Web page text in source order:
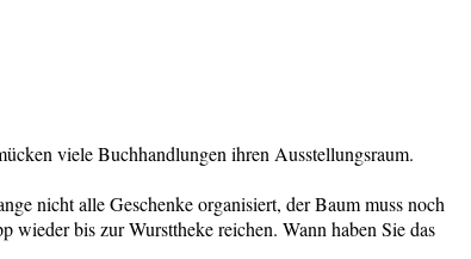
viele Buchhandlungen ihren Ausstellungsraum.
nicht alle Geschenke organisiert, der Baum muss noch
wieder bis zur Wursttheke reichen. Wann haben Sie das